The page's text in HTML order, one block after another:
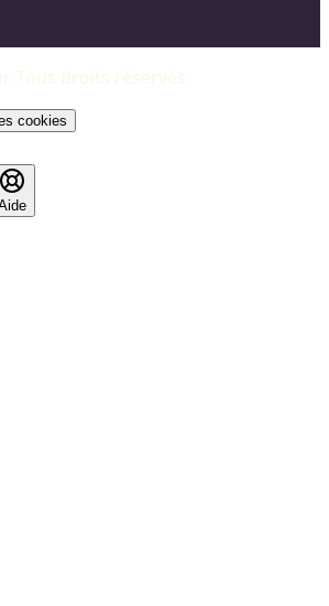
. Tous droits réservés.
cookies